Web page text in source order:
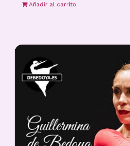
Añadir al carrito